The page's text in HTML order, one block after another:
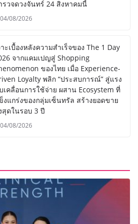
รวจดวงจันทร์ 24 สิงหาคมนี้
04/08/2026
าะเบื้องหลังความสำเร็จของ The 1 Day
จากแคมเปญสู่ Shopping
ของไทย เมื่อ Experience-
Loyalty พลิก “ประสบการณ์” สู่แรง
เคลื่อนการใช้จ่าย ผสาน Ecosystem ที่
งแกร่งของกลุ่มเซ็นทรัล สร้างยอดขาย
สุดในรอบ 3 ปี
04/08/2026